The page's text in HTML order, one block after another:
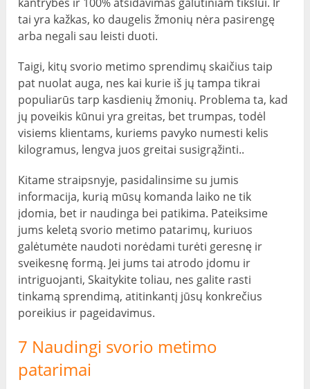
tai yra kažkas, ko daugelis žmonių nėra pasirengę
arba negali sau leisti duoti.
Taigi, kitų svorio metimo sprendimų skaičius taip
pat nuolat auga, nes kai kurie iš jų tampa tikrai
populiarūs tarp kasdienių žmonių. Problema ta, kad
jų poveikis kūnui yra greitas, bet trumpas, todėl
visiems klientams, kuriems pavyko numesti kelis
kilogramus, lengva juos greitai susigrąžinti..
Kitame straipsnyje, pasidalinsime su jumis
informacija, kurią mūsų komanda laiko ne tik
įdomia, bet ir naudinga bei patikima. Pateiksime
jums keletą svorio metimo patarimų, kuriuos
galėtumėte naudoti norėdami turėti geresnę ir
sveikesnę formą. Jei jums tai atrodo įdomu ir
intriguojanti, Skaitykite toliau, nes galite rasti
tinkamą sprendimą, atitinkantį jūsų konkrečius
poreikius ir pageidavimus.
7 Naudingi svorio metimo
patarimai